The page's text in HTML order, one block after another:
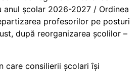
școlar 2026-2027 / Ordinea
profesorilor pe posturi
după reorganizarea școlilor –
care consilierii școlari își